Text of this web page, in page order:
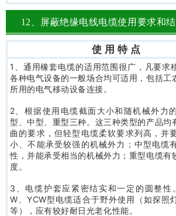
12、屏蔽绝缘电线电缆使用要求和
使 用 特 点
1、通用橡套电缆的适用范围很广，凡要求
各种电气设备的一般场合均可适用，包括工
所用的电气移动设备连接。
2、根据使用电缆截面大小和随机械外力
型、中型、重型三种。这三种类型的产品均
曲的要求，但轻型电缆柔软要求列高，并
小、不能承受较强的机械外力；中型电缆
性，并能承受相当的机械外力；重型电缆有
度。
3、电缆护套应紧密结实和一定的圆整性
W、YCW型电缆适合于野外使用（如探照
等），应有较好耐日光老化性能。